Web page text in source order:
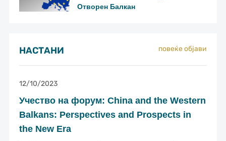
Отворен Балкан
повеќе објави
НАСТАНИ
12/10/2023
Учество на форум: China and the Western
Balkans: Perspectives and Prospects in
the New Era